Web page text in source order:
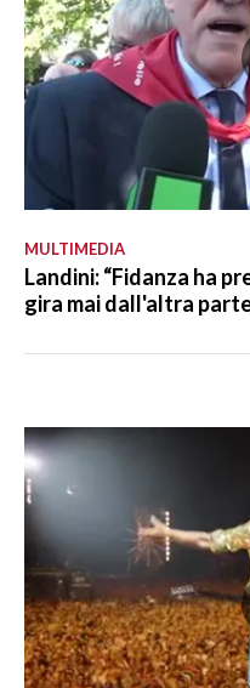
MULTIMEDIA
Landini: “Fidanza ha
gira mai dall'altra